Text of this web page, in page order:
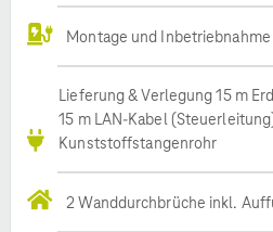
Montage und
Lieferung & Verlegung 15 m
15 m LAN-Kabel
Kunststoffstangenrohr
2 Wanddurchbrüche inkl.